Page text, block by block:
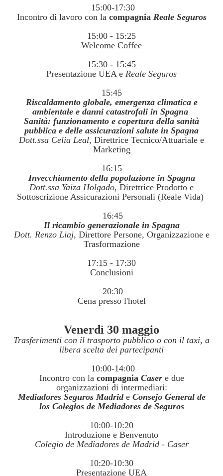
15:00-17:30
Incontro di lavoro con la compagnia Reale Seguros
15:00 - 15:25
Welcome Coffee
15:30 - 15:45
Presentazione UEA e Reale Seguros
15:45
Riscaldamento globale, emergenza climatica e
ambientale e danni catastrofali in Spagna
Sanità: funzionamento e copertura della sanità
pubblica e delle assicurazioni salute in Spagna
Dott.ssa Celia Leal, Direttrice Tecnico/Attuariale e
Marketing
16:15
Invecchiamento della popolazione in Spagna
Dott.ssa Yaiza Holgado, Direttrice Prodotto e
Sottoscrizione Assicurazioni Personali (Reale Vida)
16:45
Il ricambio generazionale in Spagna
Dott. Renzo Liaj, Direttore Persone, Organizzazione e
Trasformazione
17:15 - 17:30
Conclusioni
20:30
Cena presso l'hotel
Venerdì 30 maggio
Trasferimenti con il trasporto pubblico o con il taxi, a
libera scelta dei partecipanti
10:00-14:00
Incontro con la compagnia Casere due
organizzazioni di intermediari:
Mediadores Seguros Madride Consejo General de
los Colegios de Mediadores de Seguros
10:00-10:20
Introduzione e Benvenuto
Colegio de Mediadores de Madrid - Caser
10:20-10:30
Presentazione UEA